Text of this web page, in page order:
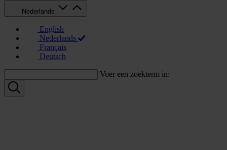
Nederlands
English
Nederlands
Français
Deutsch
Voer een zoekterm in: